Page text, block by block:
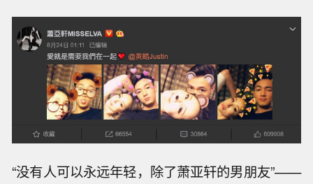
“没有人可以永远年轻，除了萧亚轩的男朋友”——